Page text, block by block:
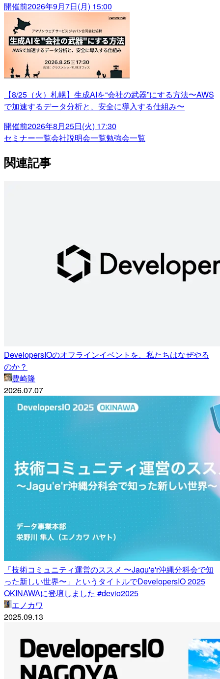
開催前2026年9月7日(月) 15:00
【8/25（火）札幌】生成AIを“会社の武器”にする方法〜AWS
で加速するデータ分析と、安全に導入する仕組み〜
開催前2026年8月25日(火) 17:30
セミナー一覧会社説明会一覧勉強会一覧
関連記事
DevelopersIOのオフラインイベントを、私たちはなぜやる
のか？
豊崎隆
2026.07.07
「技術コミュニティ運営のススメ 〜Jagu'e'r沖縄分科会で知
った新しい世界〜」というタイトルでDevelopersIO 2025
OKINAWAに登壇しました #devio2025
エノカワ
2025.09.13